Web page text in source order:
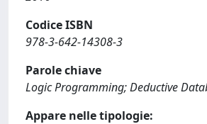
Codice ISBN
978-3-642-14308-3
Parole chiave
Logic Programming; Deductive
Appare nelle tipologie: